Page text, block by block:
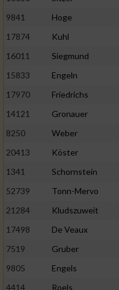
9841
Hoge
17874
Kuhl
16011
Siegmund
15833
Engeln
17970
Friedrichs
14121
Gronauer
8250
Weber
20413
Köster
1341
Schornstein
52739
Tonn-Mervo
21284
Kludszuweit
17498
De Veaux
7519
Gruber
9805
Engels
4414
Roels